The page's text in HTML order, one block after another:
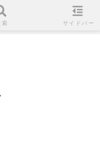
索 サイドバー